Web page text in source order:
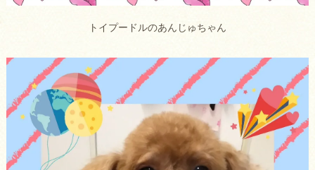
トイプードルのあんじゅちゃん